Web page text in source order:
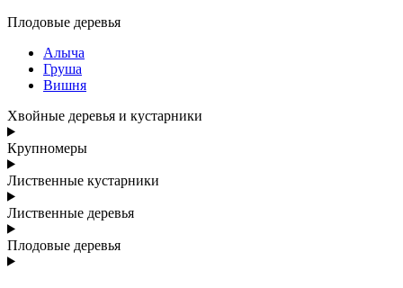
Плодовые деревья
Алыча
Груша
Вишня
Хвойные деревья и кустарники
Крупномеры
Лиственные кустарники
Лиственные деревья
Плодовые деревья